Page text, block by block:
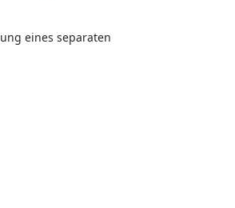
eines separaten